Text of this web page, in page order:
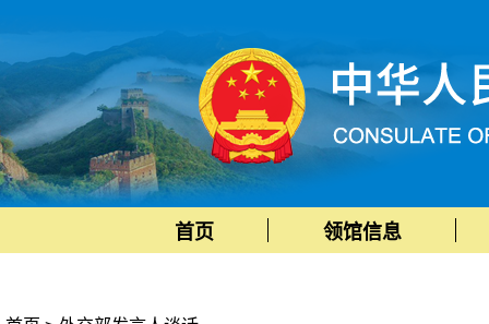
首页 领馆信息